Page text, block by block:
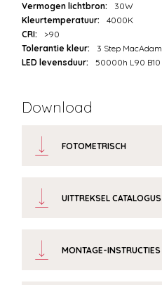
Vermogen lichtbron:
30W
Kleurtemperatuur:
4000K
CRI:
>90
Tolerantie kleur:
3 Step MacAdam
LED levensduur:
50000h L90 B10
Download
FOTOMETRISCH
UITTREKSEL CATALOGUS
MONTAGE-INSTRUCTIES